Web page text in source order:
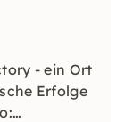
- ein Ort
Erfolge